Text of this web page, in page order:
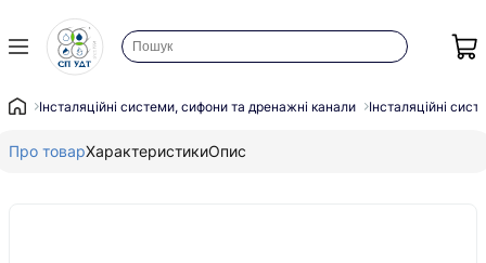
Інсталяційні системи, сифони та дренажні канали Інсталяційні
Про товарХарактеристикиОпис